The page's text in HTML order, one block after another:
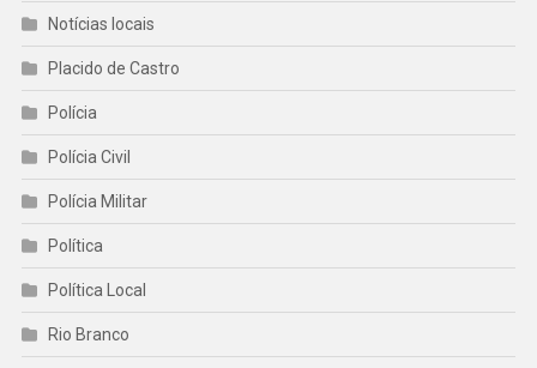
Notícias locais
Placido de Castro
Polícia
Polícia Civil
Polícia Militar
Política
Política Local
Rio Branco